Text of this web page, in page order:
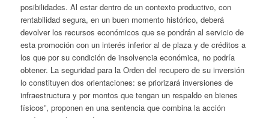
posibilidades. Al estar dentro de un contexto productivo, con
rentabilidad segura, en un buen momento histórico, deberá
devolver los recursos económicos que se pondrán al servicio de
esta promoción con un interés inferior al de plaza y de créditos a
los que por su condición de insolvencia económica, no podría
obtener. La seguridad para la Orden del recupero de su inversión
lo constituyen dos orientaciones: se priorizará inversiones de
infraestructura y por montos que tengan un respaldo en bienes
físicos”, proponen en una sentencia que combina la acción